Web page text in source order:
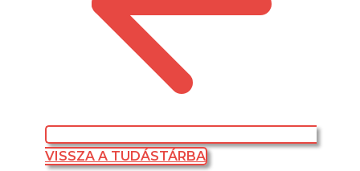
VISSZA A TUDÁSTÁRBA